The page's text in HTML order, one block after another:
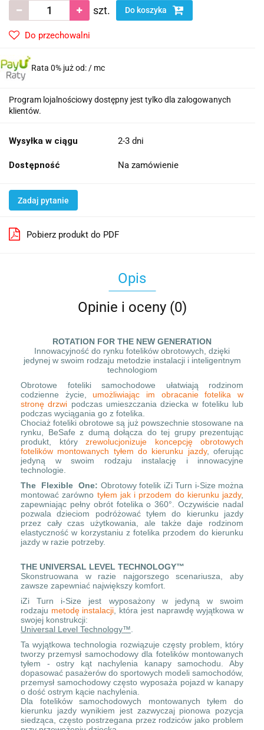
szt. Do koszyka
Do przechowalni
Rata 0% już od:/ mc
Program lojalnościowy dostępny jest tylko dla zalogowanych
klientów.
Wysyłka w ciągu 2-3 dni
Dostępność Na zamówienie
Zadaj pytanie
Pobierz produkt do PDF
Opis
Opinie i oceny (0)
ROTATION FOR THE NEW GENERATION
Innowacyjność do rynku fotelików obrotowych, dzięki
jedynej w swoim rodzaju metodzie instalacji i inteligentnym
technologiom
Obrotowe foteliki samochodowe ułatwiają rodzinom
codzienne życie, umożliwiając im obracanie fotelika w
stronę drzwi podczas umieszczania dziecka w foteliku lub
podczas wyciągania go z fotelika.
Chociaż foteliki obrotowe są już powszechnie stosowane na
rynku, BeSafe z dumą dołącza do tej grupy prezentując
produkt, który zrewolucjonizuje koncepcję obrotowych
fotelików montowanych tyłem do kierunku jazdy, oferując
jedyną w swoim rodzaju instalację i innowacyjne
technologie.
The Flexible One: Obrotowy fotelik iZi Turn i-Size można
montować zarówno tyłem jak i przodem do kierunku jazdy,
zapewniając pełny obrót fotelika o 360°. Oczywiście nadal
pozwala dzieciom podróżować tyłem do kierunku jazdy
przez cały czas użytkowania, ale także daje rodzinom
elastyczność w korzystaniu z fotelika przodem do kierunku
jazdy w razie potrzeby.
THE UNIVERSAL LEVEL TECHNOLOGY™
Skonstruowana w razie najgorszego scenariusza, aby
zawsze zapewniać największy komfort.
iZi Turn i-Size jest wyposażony w jedyną w swoim
rodzaju metodę instalacji, która jest naprawdę wyjątkowa w
swojej konstrukcji:
Universal Level Technology™.
Ta wyjątkowa technologia rozwiązuje częsty problem, który
tworzy przemysł samochodowy dla fotelików montowanych
tyłem - ostry kąt nachylenia kanapy samochodu. Aby
dopasować pasażerów do sportowych modeli samochodów,
przemysł samochodowy często wyposaża pojazd w kanapy
o dość ostrym kącie nachylenia.
Dla fotelików samochodowych montowanych tyłem do
kierunku jazdy wynikiem jest zazwyczaj pionowa pozycja
siedząca, często postrzegana przez rodziców jako problem